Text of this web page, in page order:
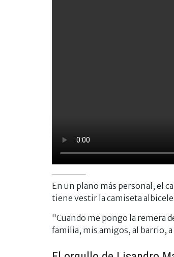
En un plano más personal, el
tiene vestir la camiseta
"Cuando me pongo la remera
familia, mis amigos, al barrio,